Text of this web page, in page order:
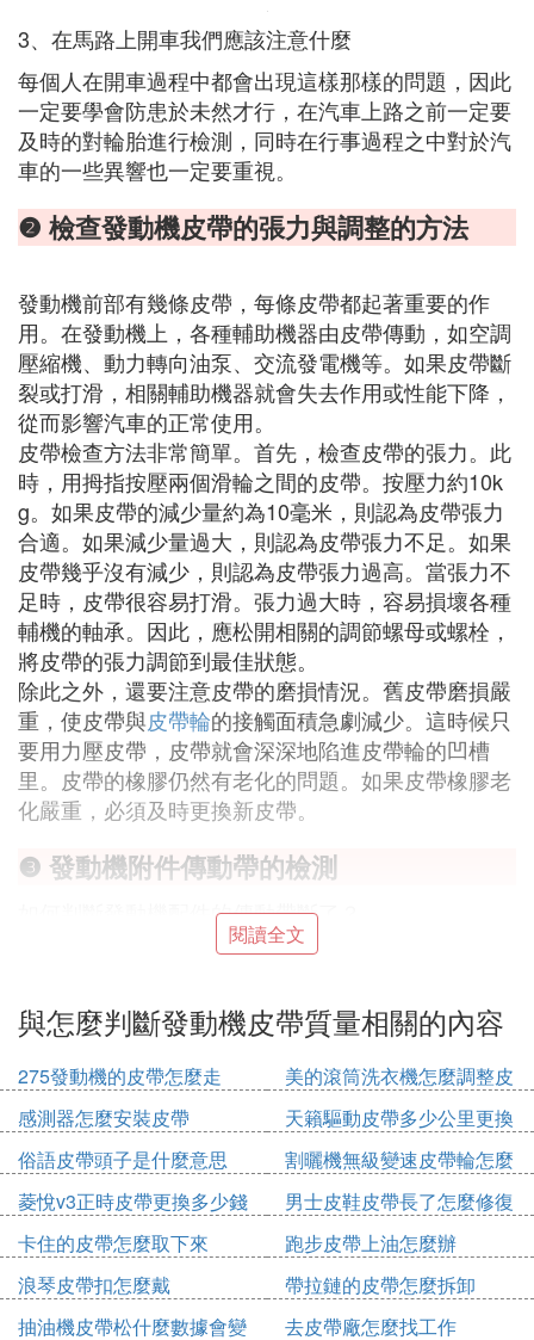
3、在馬路上開車我們應該注意什麼
每個人在開車過程中都會出現這樣那樣的問題，因此
一定要學會防患於未然才行，在汽車上路之前一定要
及時的對輪胎進行檢測，同時在行事過程之中對於汽
車的一些異響也一定要重視。
❷ 檢查發動機皮帶的張力與調整的方法
發動機前部有幾條皮帶，每條皮帶都起著重要的作
用。在發動機上，各種輔助機器由皮帶傳動，如空調
壓縮機、動力轉向油泵、交流發電機等。如果皮帶斷
裂或打滑，相關輔助機器就會失去作用或性能下降，
從而影響汽車的正常使用。
皮帶檢查方法非常簡單。首先，檢查皮帶的張力。此
時，用拇指按壓兩個滑輪之間的皮帶。按壓力約10k
g。如果皮帶的減少量約為10毫米，則認為皮帶張力
合適。如果減少量過大，則認為皮帶張力不足。如果
皮帶幾乎沒有減少，則認為皮帶張力過高。當張力不
足時，皮帶很容易打滑。張力過大時，容易損壞各種
輔機的軸承。因此，應松開相關的調節螺母或螺栓，
將皮帶的張力調節到最佳狀態。
除此之外，還要注意皮帶的磨損情況。舊皮帶磨損嚴
重，使皮帶與皮帶輪的接觸面積急劇減少。這時候只
要用力壓皮帶，皮帶就會深深地陷進皮帶輪的凹槽
里。皮帶的橡膠仍然有老化的問題。如果皮帶橡膠老
化嚴重，必須及時更換新皮帶。
❸ 發動機附件傳動帶的檢測
如何判斷發動機配件的傳動帶斷了？
發動機的兩端分別稱為飛輪端和附件端。所有附件都
連接到曲軸上。所以配件帶在各種運動中起到了橋梁
的作用。附件傳動皮帶上有一個張力器，用於調節皮
帶張力。如果張力太松，跑步時一般會發出尖銳的聲
音。所以有些車啟動時，伴隨的尖銳聲音就是皮帶問
題。如果附件傳動皮帶磨損，那麼各系統就不能正常
工作，容易造成打滑、異響，甚至損壞發動機。因
此，有必要定期檢查和維護附件傳動皮帶。
檢查發動機傳動帶的張緊度
在皮帶檢查過程中，首要任務是檢查皮帶的松緊度。
大多數發動機都有帶張力的自動調節機構；有些發動
機也使用手動調節裝置，但調節器本身是自動的。相
對來說，通過感覺來判斷皮帶張緊的進度是可行的。
閱讀全文
與怎麼判斷發動機皮帶質量相關的內容
275發動機的皮帶怎麼走
美的滾筒洗衣機怎麼調整皮
帶輪
感測器怎麼安裝皮帶
天籟驅動皮帶多少公里更換
俗語皮帶頭子是什麼意思
割曬機無級變速皮帶輪怎麼
拆
菱悅v3正時皮帶更換多少錢
男士皮鞋皮帶長了怎麼修復
卡住的皮帶怎麼取下來
跑步皮帶上油怎麼辦
浪琴皮帶扣怎麼戴
帶拉鏈的皮帶怎麼拆卸
抽油機皮帶松什麼數據會變
去皮帶廠怎麼找工作